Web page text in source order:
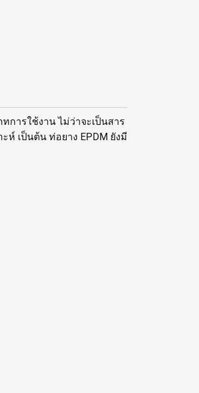
การใช้งาน ไม่ว่าจะเป็นสาร
ห์ เป็นต้น ท่อยาง EPDM ยังมี